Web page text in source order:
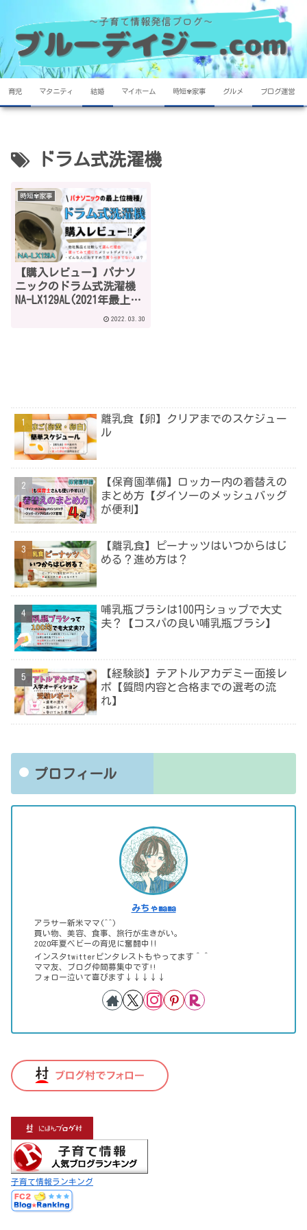
育児 マタニティ 結婚 マイホーム 時短✾家事 グルメ ブログ運営
ドラム式洗濯機
時短✾家事
【購入レビュー】パナソ
ニックのドラム式洗濯機
NA-LX129AL(2021年最上位
2022.03.30
離乳食【卵】クリアまでのスケジュー
ル
【保育園準備】ロッカー内の着替えの
まとめ方【ダイソーのメッシュバッグ
が便利】
【離乳食】ピーナッツはいつからはじ
める？進め方は？
哺乳瓶ブラシは100円ショップで大丈
夫？【コスパの良い哺乳瓶ブラシ】
【経験談】テアトルアカデミー面接レ
ポ【質問内容と合格までの選考の流
れ】
プロフィール
みちゃmama
アラサー新米ママ(^^)
買い物、美容、食事、旅行が生きがい。
2020年夏ベビーの育児に奮闘中‼
インスタtwitterピンタレストもやってます＾＾
ママ友、ブログ仲間募集中です!!
フォロー泣いて喜びます↓↓↓↓↓
子育て情報ランキング